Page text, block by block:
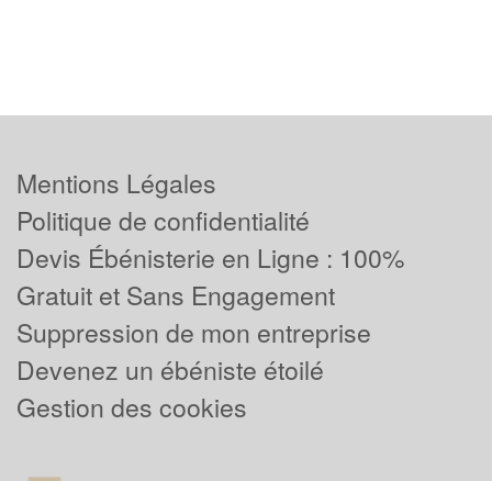
Mentions Légales
Politique de confidentialité
Devis Ébénisterie en Ligne : 100%
Gratuit et Sans Engagement
Suppression de mon entreprise
Devenez un ébéniste étoilé
Gestion des cookies